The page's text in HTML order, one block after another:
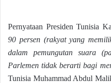
Pernyataan Presiden Tunisia
90 persen (rakyat yang
dalam pemungutan suara
Parlemen tidak berarti bagi
Tunisia Muhammad Abdul